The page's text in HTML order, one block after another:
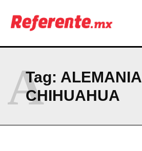
Empresas Responsables 2026?
ABOUT
CONTACT
Tag: ALEMANIA
CHIHUAHUA
A